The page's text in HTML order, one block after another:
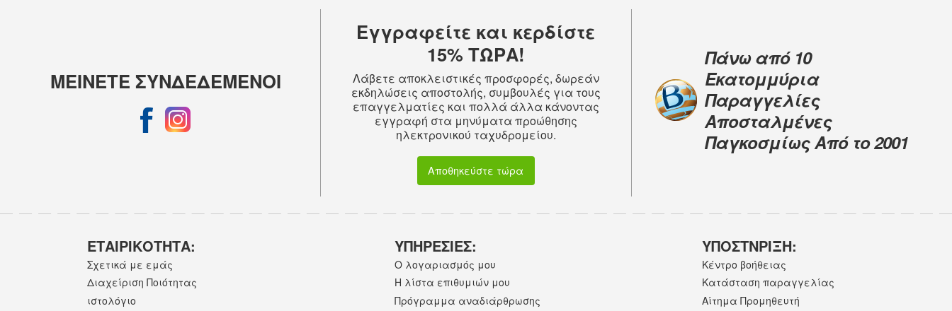
ΜΕΙΝΕΤΕ ΣΥΝΔΕΔΕΜΕΝΟΙ
Εγγραφείτε και κερδίστε
15% ΤΩΡΑ!
Λάβετε αποκλειστικές προσφορές, δωρεάν
εκδηλώσεις αποστολής, συμβουλές για τους
επαγγελματίες και πολλά άλλα κάνοντας
εγγραφή στα μηνύματα προώθησης
ηλεκτρονικού ταχυδρομείου.
Αποθηκεύστε τώρα
Πάνω από 10
Εκατομμύρια
Παραγγελίες
Αποσταλμένες
Παγκοσμίως Από το 2001
ΕΤΑΙΡΙΚOΤΗΤΑ:
Σχετικά με εμάς
Διαχείριση Ποιότητας
ιστολόγιο
ΥΠΗΡΕΣΙΕΣ:
Ο λογαριασμός μου
Η λίστα επιθυμιών μου
Πρόγραμμα αναδιάρθρωσης
ΥΠΟΣΤNΡΙΞΗ:
Κέντρο βοήθειας
Κατάσταση παραγγελίας
Αίτημα Προμηθευτή